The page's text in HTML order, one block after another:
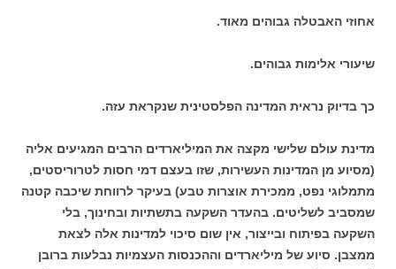
אחוזי האבטלה גבוהים מאוד.
שיעורי אלימות גבוהים.
כך בדיוק נראית המדינה הפלסטינית שנקראת עזה.
מדינת עולם שלישי מקצה את המיליארדים הרבים המגיעים אליה
(מסיוע מן המדינות העשירות, שזו בעצם דמי חסות לטרוריסטים,
מתמלוגי נפט, ממכירת אוצרות טבע) בעיקר לרווחת שיכבה קטנה
שמסביב לשליטים. בהעדר השקעה בתשתיות ובחינוך, בלי
השקעה בפיתוח ובייצור, אין שום סיכוי למדינות אלה לצאת
ממצבן. סיוע של מיליארדים וההכנסות העצמיות נבלעות ברובן